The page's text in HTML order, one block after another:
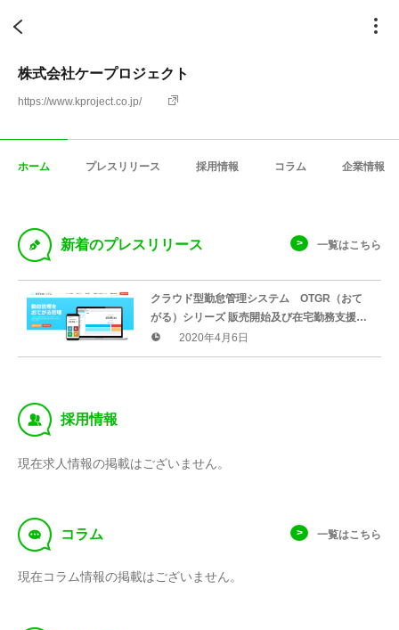
株式会社ケープロジェクト
https://www.kproject.co.jp/
ホーム プレスリリース 採用情報 コラム 企業情報
D 新着のプレスリリース 一覧はこちら
クラウド型勤怠管理システム OTGR（おて
がる）シリーズ 販売開始及び在宅勤務支援キ
ャンペーン開始のお知らせ
2020年4月6日
‰ 採用情報
現在求人情報の掲載はございません。
f コラム 一覧はこちら
現在コラム情報の掲載はございません。